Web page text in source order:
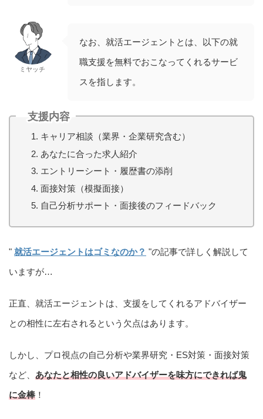
ミヤッチ
なお、就活エージェントとは、以下の就
職支援を無料でおこなってくれるサービ
スを指します。
支援内容
キャリア相談（業界・企業研究含む）
あなたに合った求人紹介
エントリーシート・履歴書の添削
面接対策（模擬面接）
自己分析サポート・面接後のフィードバック
" 就活エージェントはゴミなのか？ "の記事で詳しく解説して
いますが…
正直、就活エージェントは、支援をしてくれるアドバイザー
との相性に左右されるという欠点はあります。
しかし、プロ視点の自己分析や業界研究・ES対策・面接対策
など、 あなたと相性の良いアドバイザーを味方にできれば鬼
に金棒 ！